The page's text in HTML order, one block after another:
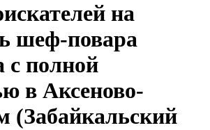
на
шеф-повара
с полной
в Аксеново-
(Забайкальский